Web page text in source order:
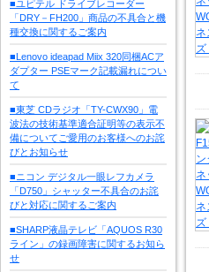
■ユピテル ドライブレコーダー
「DRY－FH200」商品の不具合と機
種交換に関するご案内
■Lenovo ideapad Miix 320同梱ACア
ダプター PSEマーク記載漏れについ
て
■東芝 CDラジオ「TY-CWX90」電
波法の技術基準適合証明等の表示不
備についてご愛用のお客様へのお詫
びとお知らせ
■ニコン デジタル一眼レフカメラ
「D750」シャッター不具合のお詫
びと対応に関するご案内
■SHARP液晶テレビ「AQUOS R30
ライン」の録画障害に関するお知ら
せ